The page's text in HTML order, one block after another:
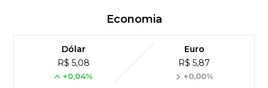
Economia
Dólar
R$ 5,08
+0,04%
Euro
R$ 5,87
+0,00%